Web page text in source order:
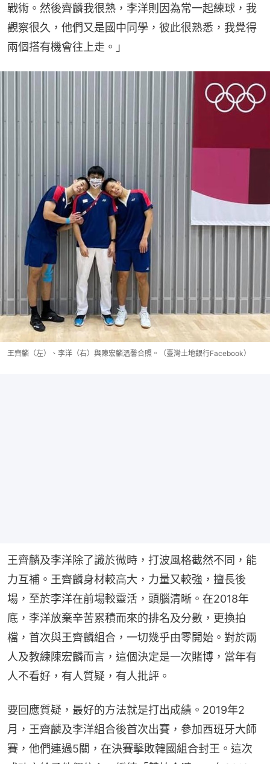
戰術。然後齊麟我很熟，李洋則因為常一起練球，我
觀察很久，他們又是國中同學，彼此很熟悉，我覺得
兩個搭有機會往上走。」
王齊麟（左）、李洋（右）與陳宏麟溫馨合照。（臺灣土地銀行Facebook）
王齊麟及李洋除了識於微時，打波風格截然不同，能
力互補。王齊麟身材較高大，力量又較強，擅長後
場，至於李洋在前場較靈活，頭腦清晰。在2018年
底，李洋放棄辛苦累積而來的排名及分數，更換拍
檔，首次與王齊麟組合，一切幾乎由零開始。對於兩
人及教練陳宏麟而言，這個決定是一次賭博，當年有
人不看好，有人質疑，有人批評。
要回應質疑，最好的方法就是打出成績。2019年2
月，王齊麟及李洋組合後首次出賽，參加西班牙大師
賽，他們連過5關，在決賽擊敗韓國組合封王。這次